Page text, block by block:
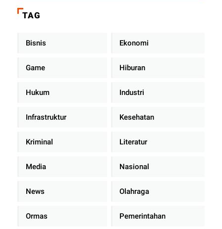
TAG
Bisnis Ekonomi
Game Hiburan
Hukum Industri
Infrastruktur Kesehatan
Kriminal Literatur
Media Nasional
News Olahraga
Ormas Pemerintahan